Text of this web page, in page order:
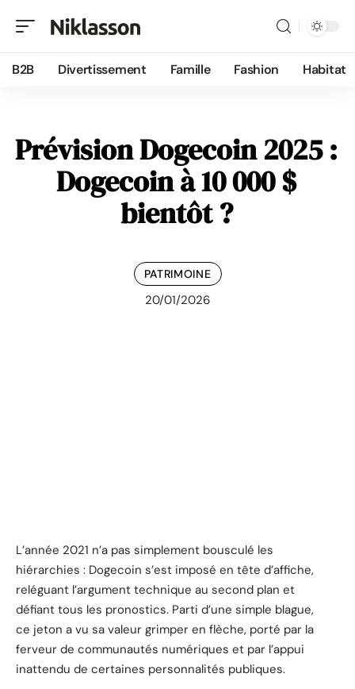
B2B Divertissement Famille Fashion Habitat
Prévision Dogecoin 2025 :
Dogecoin à 10 000 $
bientôt ?
PATRIMOINE
20/01/2026
L’année 2021 n’a pas simplement bousculé les
hiérarchies : Dogecoin s’est imposé en tête d’affiche,
reléguant l’argument technique au second plan et
défiant tous les pronostics. Parti d’une simple blague,
ce jeton a vu sa valeur grimper en flèche, porté par la
ferveur de communautés numériques et par l’appui
inattendu de certaines personnalités publiques.